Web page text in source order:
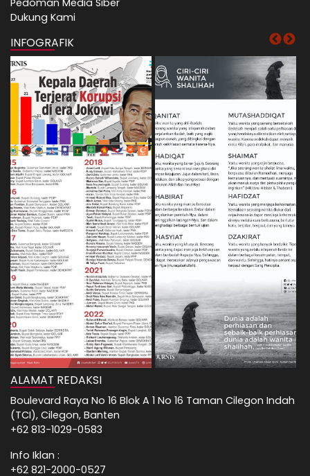
Pedoman Media Siber
Dukung Kami
INFOGRAFIK
ALAMAT REDAKSI
Boulevard Raya No 16 Blok A 1 No 16 Taman Cilegon Indah
(TCI), Cilegon, Banten
+62 813-1029-0583
Info Iklan :
+62 821-2000-0527